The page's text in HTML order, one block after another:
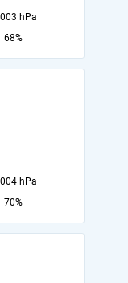
hPa
68%
hPa
70%